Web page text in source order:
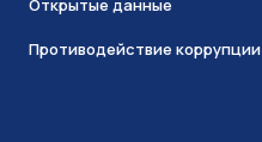
Противодействие коррупции